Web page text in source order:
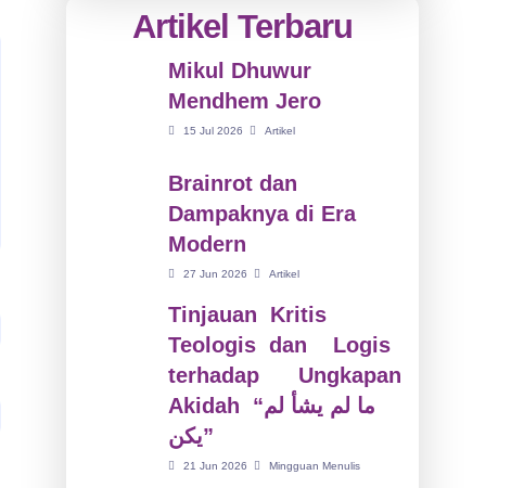
Artikel Terbaru
Mikul Dhuwur
Mendhem Jero
15 Jul 2026 Artikel
Brainrot dan
Dampaknya di Era
Modern
27 Jun 2026 Artikel
Tinjauan Kritis
Teologis dan Logis
terhadap Ungkapan
Akidah “ما لم يشأ لم
يكن”
21 Jun 2026 Mingguan Menulis